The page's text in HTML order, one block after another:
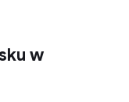
w